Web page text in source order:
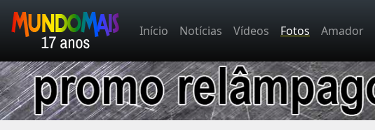
Início Notícias Vídeos Fotos Amador